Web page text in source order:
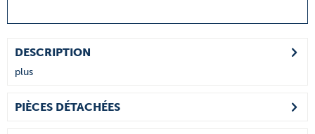
DESCRIPTION
plus
PIÈCES DÉTACHÉES